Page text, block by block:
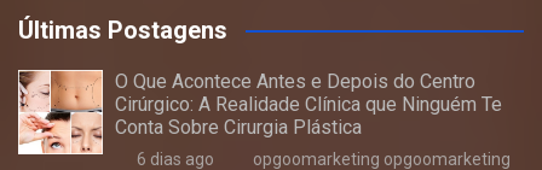
Últimas Postagens
O Que Acontece Antes e Depois do Centro
Cirúrgico: A Realidade Clínica que Ninguém Te
Conta Sobre Cirurgia Plástica
6 dias ago opgoomarketing opgoomarketing